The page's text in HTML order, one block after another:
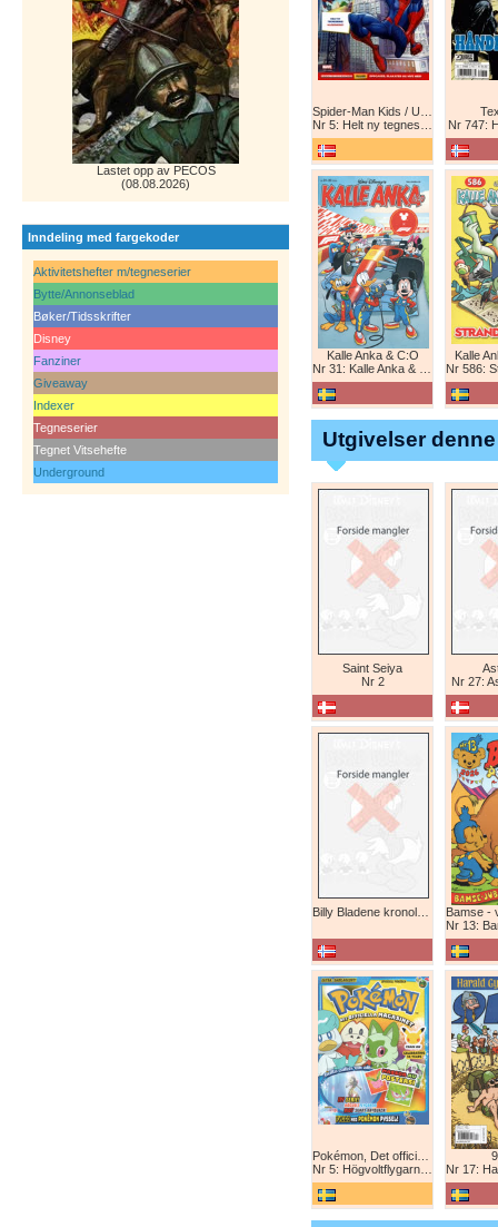
Lastet opp av PECOS
(08.08.2026)
Inndeling med fargekoder
Aktivitetshefter m/tegneserier
Bytte/Annonseblad
Bøker/Tidsskrifter
Disney
Fanziner
Giveaway
Indexer
Tegneserier
Tegnet Vitsehefte
Underground
Nr 5: Helt ny tegneserie! Maskinkrig!
Nr 747:
Kalle Anka & C:O
Nr 31: Kalle Anka & C:O
Kalle
Nr 586:
Utgivelser
Saint Seiya
Nr 2
Nr 27:
Nr 13: Bamse-
Nr 5: Högvoltflygarna mot Svart Rayquaza!
Nr 17: Harald